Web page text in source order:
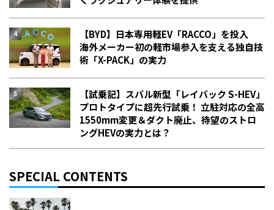
【BYD】日本専用軽EV「RACCO」を投入
海外メーカー初の軽市場参入を支える独自技
術「X-PACK」の実力
【試乗記】スバル新型「レイバック S-HEV」
プロトタイプに超先行試乗！ 立駐対応の全高
1550mm変更＆ダクト廃止、待望のストロ
ングHEVの実力とは？
SPECIAL CONTENTS